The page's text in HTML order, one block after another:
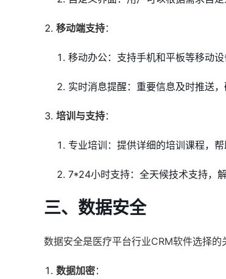
移动端支持：
移动办公：支持手机和平板等移动
实时消息提醒：重要信息及时推送，
培训与支持：
专业培训：提供详细的培训课程，帮
7*24小时支持：全天候技术支持，
三、数据安全
数据安全是医疗平台行业CRM软件选择的
数据加密：